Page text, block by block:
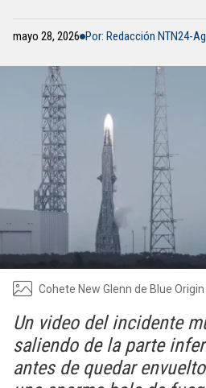
mayo 28, 2026 Por: Redacción NTN24-
Cohete New Glenn de Blue Origin
Un video del incidente
saliendo de la parte
antes de quedar